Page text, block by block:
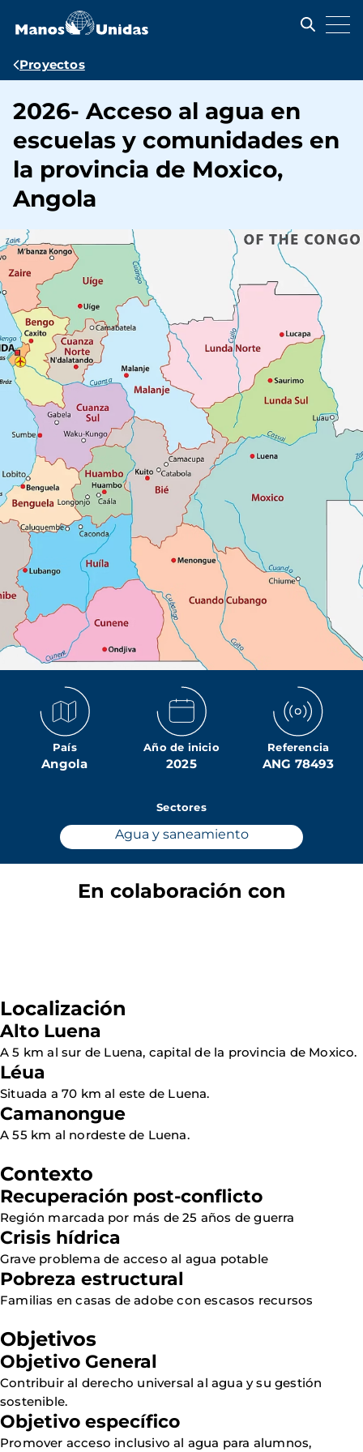
contenido
Ruta
navegación
Proyectos
2026- Acceso al agua en
escuelas y comunidades en
la provincia de Moxico,
Angola
País
Angola
Año de inicio
2025
Referencia
ANG 78493
Sectores
Agua y saneamiento
En colaboración con
Localización
Alto Luena
A 5 km al sur de Luena, capital de la provincia de Moxico.
Léua
Situada a 70 km al este de Luena.
Camanongue
A 55 km al nordeste de Luena.
Contexto
Recuperación post-conflicto
Región marcada por más de 25 años de guerra
Crisis hídrica
Grave problema de acceso al agua potable
Pobreza estructural
Familias en casas de adobe con escasos recursos
Objetivos
Objetivo General
Contribuir al derecho universal al agua y su gestión
sostenible.
Objetivo específico
Promover acceso inclusivo al agua para alumnos,